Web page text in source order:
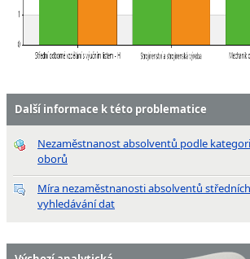
Další informace k této problematice
Nezaměstnanost absolventů podle
oborů
Míra nezaměstnanosti absolventů
vyhledávání dat